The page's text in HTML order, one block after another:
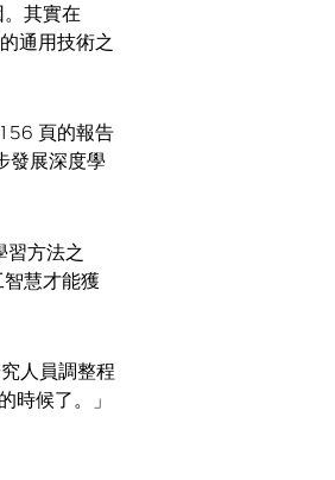
其實在
通用技術之
頁的報告
發展深度學
習方法之
慧才能獲
人員調整程
時候了。」